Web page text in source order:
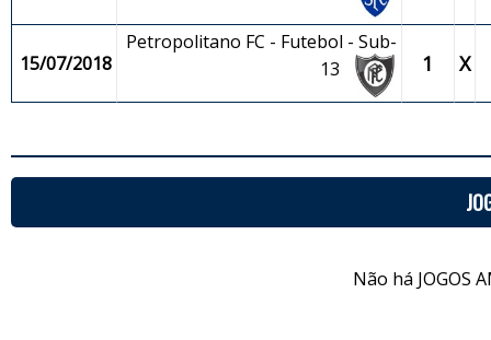
15/07/2018
Petropolitano FC - Futebol - Sub-
13
1 X
Não há JOGOS